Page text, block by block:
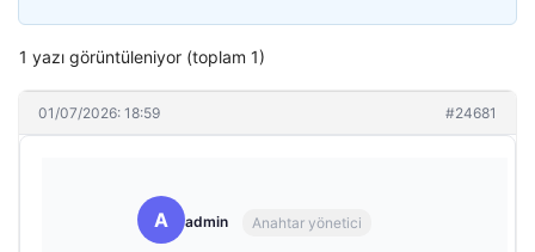
1 yazı görüntüleniyor (toplam 1)
01/07/2026: 18:59 #24681
A admin Anahtar yönetici